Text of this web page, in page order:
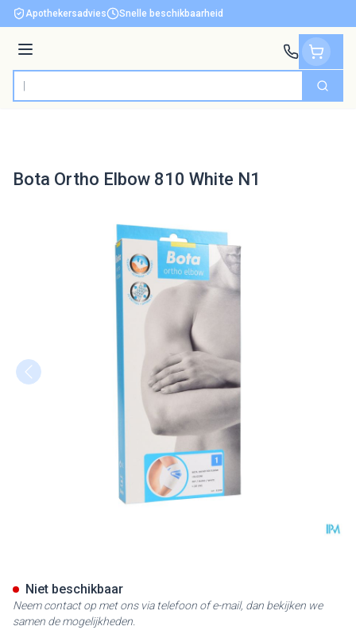
Ga naar de inhoud
Apothekersadvies Snelle beschikbaarheid
Menu
Product, merk, categorie... Zoek
Bota Ortho Elbow 810 White N1
Niet beschikbaar
Neem contact op met ons via telefoon of e-mail, dan bekijken we
samen de mogelijkheden.